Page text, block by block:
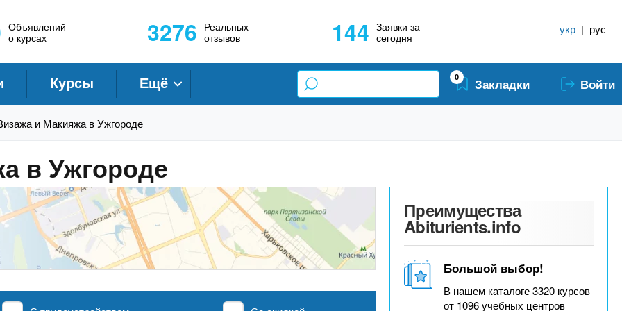
Объявлений
о курсах
3276 Реальных
отзывов
144 Заявки за
сегодня
укр | рус
Курсы Ещё 0 Закладки Войти
и Макияжа в Ужгороде
в Ужгороде
Преимущества
Abiturients.info
Большой выбор!
В нашем каталоге 3320 курсов
от 1096 учебных центров